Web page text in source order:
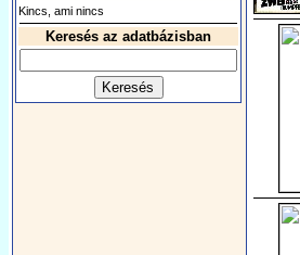
Kincs, ami nincs
Keresés az adatbázisban